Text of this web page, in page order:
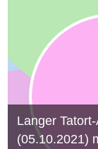
Langer
(05.10.2021)